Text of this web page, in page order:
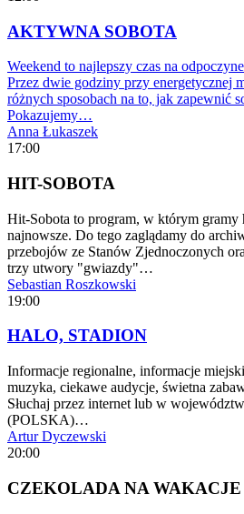
AKTYWNA SOBOTA
Weekend to najlepszy czas na
Przez dwie godziny przy energetycznej
różnych sposobach na to, jak zapewnić
Pokazujemy…
Anna Łukaszek
17:00
HIT-SOBOTA
Hit-Sobota to program, w którym gramy
najnowsze. Do tego zaglądamy do
przebojów ze Stanów Zjednoczonych
trzy utwory "gwiazdy"…
Sebastian Roszkowski
19:00
HALO, STADION
Informacje regionalne, informacje
muzyka, ciekawe audycje, świetna
Słuchaj przez internet lub w
(POLSKA)…
Artur Dyczewski
20:00
CZEKOLADA NA WAKACJE